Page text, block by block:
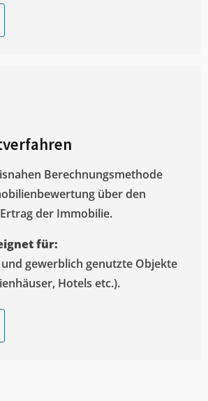
Berechnungsmethode
über den
der Immobilie.
für:
gewerblich genutzte Objekte
Hotels etc.).